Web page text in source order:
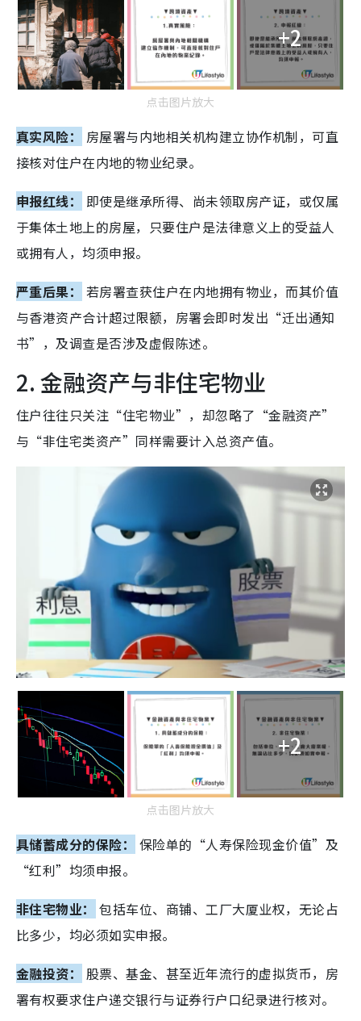
+2
点击图片放大
真实风险：
房屋署与内地相关机构建立协作机制，可直
接核对住户在内地的物业纪录。
申报红线：
即使是继承所得、尚未领取房产证，或仅属
于集体土地上的房屋，只要住户是法律意义上的受益人
或拥有人，均须申报。
严重后果：
若房署查获住户在内地拥有物业，而其价值
与香港资产合计超过限额，房署会即时发出“迁出通知
书”，及调查是否涉及虚假陈述。
2. 金融资产与非住宅物业
住户往往只关注“住宅物业”，却忽略了“金融资产”
与“非住宅类资产”同样需要计入总资产值。
+2
点击图片放大
具储蓄成分的保险：
保险单的“人寿保险现金价值”及
“红利”均须申报。
非住宅物业：
包括车位、商铺、工厂大厦业权，无论占
比多少，均必须如实申报。
金融投资：
股票、基金、甚至近年流行的虚拟货币，房
署有权要求住户递交银行与证券行户口纪录进行核对。